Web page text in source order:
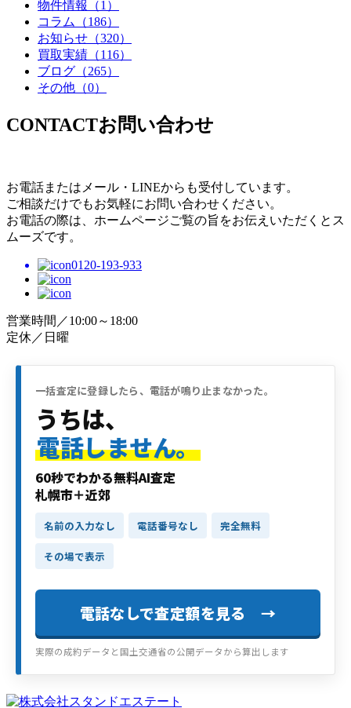
物件情報
（1）
コラム
（186）
お知らせ （320）
買取実績 （116）
ブログ （265）
その他 （0）
CONTACTお問い合わせ
お電話またはメール・LINEからも受付しています。
ご相談だけでもお気軽にお問い合わせください。
お電話の際は、ホームページご覧の旨をお伝えいただくとス
ムーズです。
0120-193-933
営業時間／10:00～18:00
定休／日曜
一括査定に登録したら、電話が鳴り止まなかった。
うちは、
電話しません。
60秒でわかる無料AI査定
札幌市＋近郊
名前の入力なし 電話番号なし 完全無料
その場で表示
電話なしで査定額を見る →
実際の成約データと国土交通省の公開データから算出します